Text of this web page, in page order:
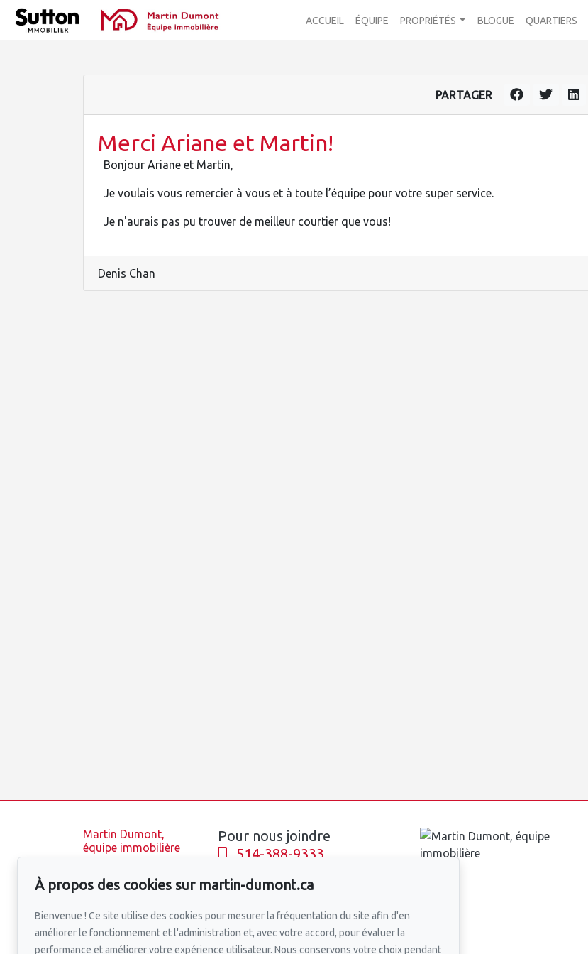
ACCUEIL ÉQUIPE PROPRIÉTÉS BLOGUE QUARTIERS
PARTAGER
Merci Ariane et Martin!
Bonjour Ariane et Martin,
Je voulais vous remercier à vous et à toute l’équipe pour votre super service.
Je n'aurais pas pu trouver de meilleur courtier que vous!
Denis Chan
Martin Dumont,
équipe immobilière
Équipe
Blogue
Quartiers
Pour nous joindre
514-388-9333
Écrivez-nous un courriel
À propos des cookies sur martin-dumont.ca
Bienvenue ! Ce site utilise des cookies pour mesurer la fréquentation du site afin d'en
améliorer le fonctionnement et l'administration et, avec votre accord, pour évaluer la
performance et améliorer votre expérience utilisateur. Nous conservons votre choix pendant